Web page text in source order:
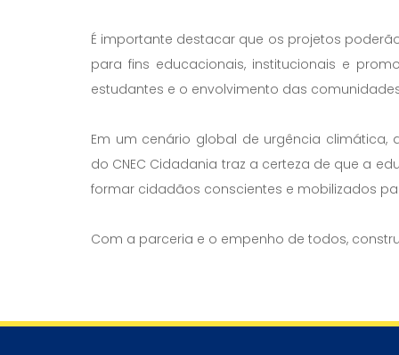
É importante destacar que os projetos
para fins educacionais, institucionais e
estudantes e o envolvimento das
Em um cenário global de urgência
do CNEC Cidadania traz a certeza de que a
formar cidadãos conscientes e mobilizados
Com a parceria e o empenho de todos,